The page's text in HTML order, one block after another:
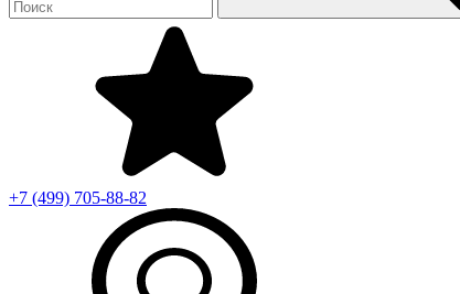
+7 (499) 705-88-82